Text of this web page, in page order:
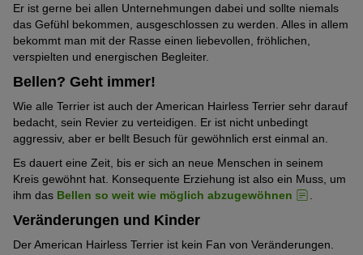
Er ist gerne bei allen Unternehmungen dabei und sollte niemals
das Gefühl bekommen, ausgeschlossen zu werden. Alles in allem
bekommt man mit der Rasse einen liebevollen, fröhlichen,
verspielten und energischen Begleiter.
Bellen? Geht immer!
Wie alle Terrier ist auch der American Hairless Terrier sehr darauf
bedacht, sein Revier zu verteidigen. Er ist nicht unbedingt
aggressiv, aber er bellt Besuch für gewöhnlich erst einmal an.
Es dauert eine Zeit, bis er sich an neue Menschen in seinem
Kreis gewöhnt hat. Konsequente Erziehung ist also ein Muss, um
ihm das Bellen so weit wie möglich abzugewöhnen
Veränderungen und Kinder
Der American Hairless Terrier ist kein Fan von Veränderungen.